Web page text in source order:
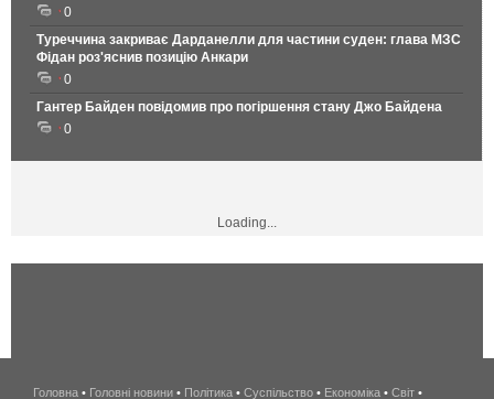
0
Туреччина закриває Дарданелли для частини суден: глава МЗС
Фідан роз'яснив позицію Анкари
0
Гантер Байден повідомив про погіршення стану Джо Байдена
0
Loading...
беспроводной
Головна • Головні новини • Політика • Суспільство • Економіка • Світ •